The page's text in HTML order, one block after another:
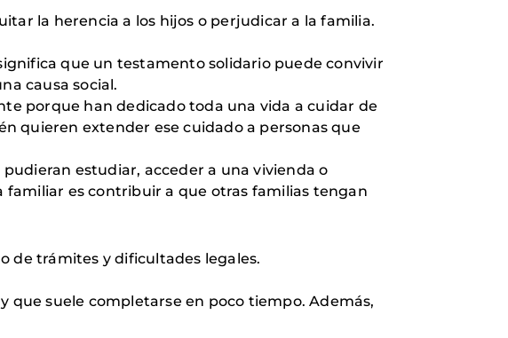
la herencia a los hijos o perjudicar a la familia.
que un testamento solidario puede convivir
causa social.
porque han dedicado toda una vida a cuidar de
quieren extender ese cuidado a personas que
estudiar, acceder a una vivienda o
es contribuir a que otras familias tengan
de trámites y dificultades legales.
suele completarse en poco tiempo. Además,